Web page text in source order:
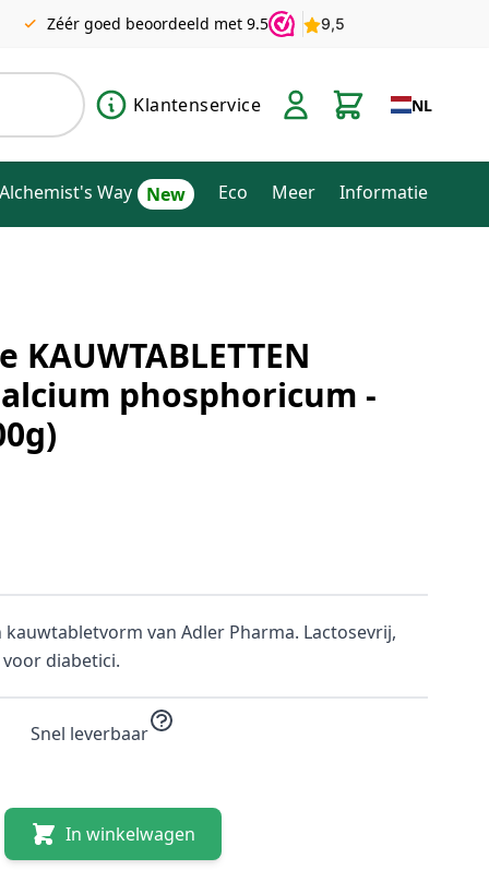
Zéér goed beoordeeld met 9.5
Klantenservice NL
Way Eco Meer Informatie
phosphoricum -
van Adler Pharma. Lactosevrij,
diabetici.
Snel leverbaar
In winkelwagen